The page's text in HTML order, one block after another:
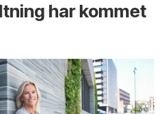
har kommet